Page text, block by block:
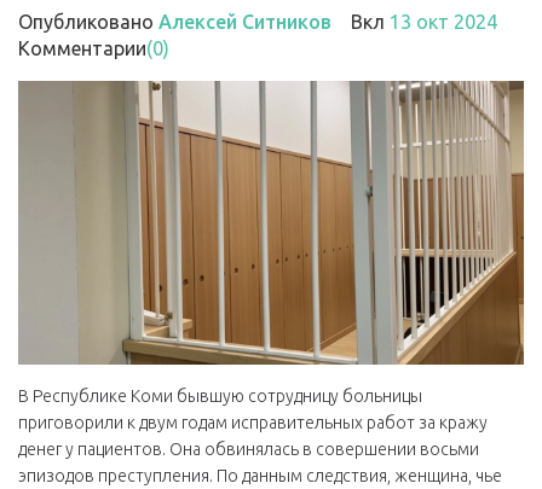
Опубликовано Алексей Ситников Вкл 13 окт 2024
Комментарии(0)
В Республике Коми бывшую сотрудницу больницы
приговорили к двум годам исправительных работ за кражу
денег у пациентов. Она обвинялась в совершении восьми
эпизодов преступления. По данным следствия, женщина, чье